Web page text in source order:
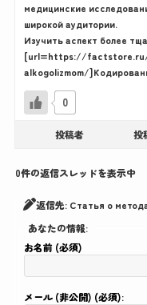
медицинские
широкой аудитории.
Изучить аспект более
[url=https://factstore.ru/
alkogolizmom/
0
投稿者 投
0件の返信スレッドを表示中
返信先: Статья о
あなたの情報:
お名前 (必須)
メール (非公開) (必須):